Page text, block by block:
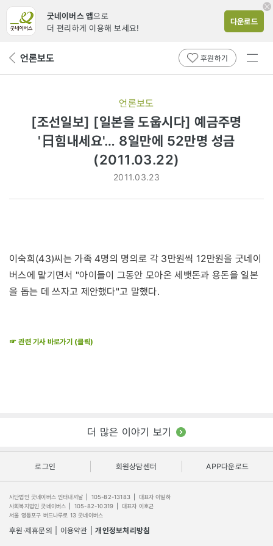
굿네이버스 앱으로
더 편리하게 이용해 보세요!
다운로드
뒤 언론보도 후원하기
전체
언론보도
[조선일보] [일본을 도웁시다] 예금주명
'日힘내세요'… 8일만에 52만명 성금
(2011.03.22)
2011.03.23
이숙희(43)씨는 가족 4명의 명의로 각 3만원씩 12만원을 굿네이
버스에 맡기면서 "아이들이 그동안 모아온 세뱃돈과 용돈을 일본
을 돕는 데 쓰자고 제안했다"고 말했다.
☞ 관련 기사 바로가기 (클릭)
더 많은 이야기 보기
로그인 회원상담센터 APP다운로드
사단법인 굿네이버스 인터내셔날 105-82-13183
대표자 이일하
사회복지법인 굿네이버스
105-82-10319
대표자 이호균
서울 영등포구 버드나루로 13 굿네이버스
후원·제휴문의 이용약관 개인정보처리방침